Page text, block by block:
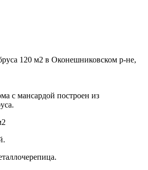
120 м2 в Оконешниковском р-не,
с мансардой построен из